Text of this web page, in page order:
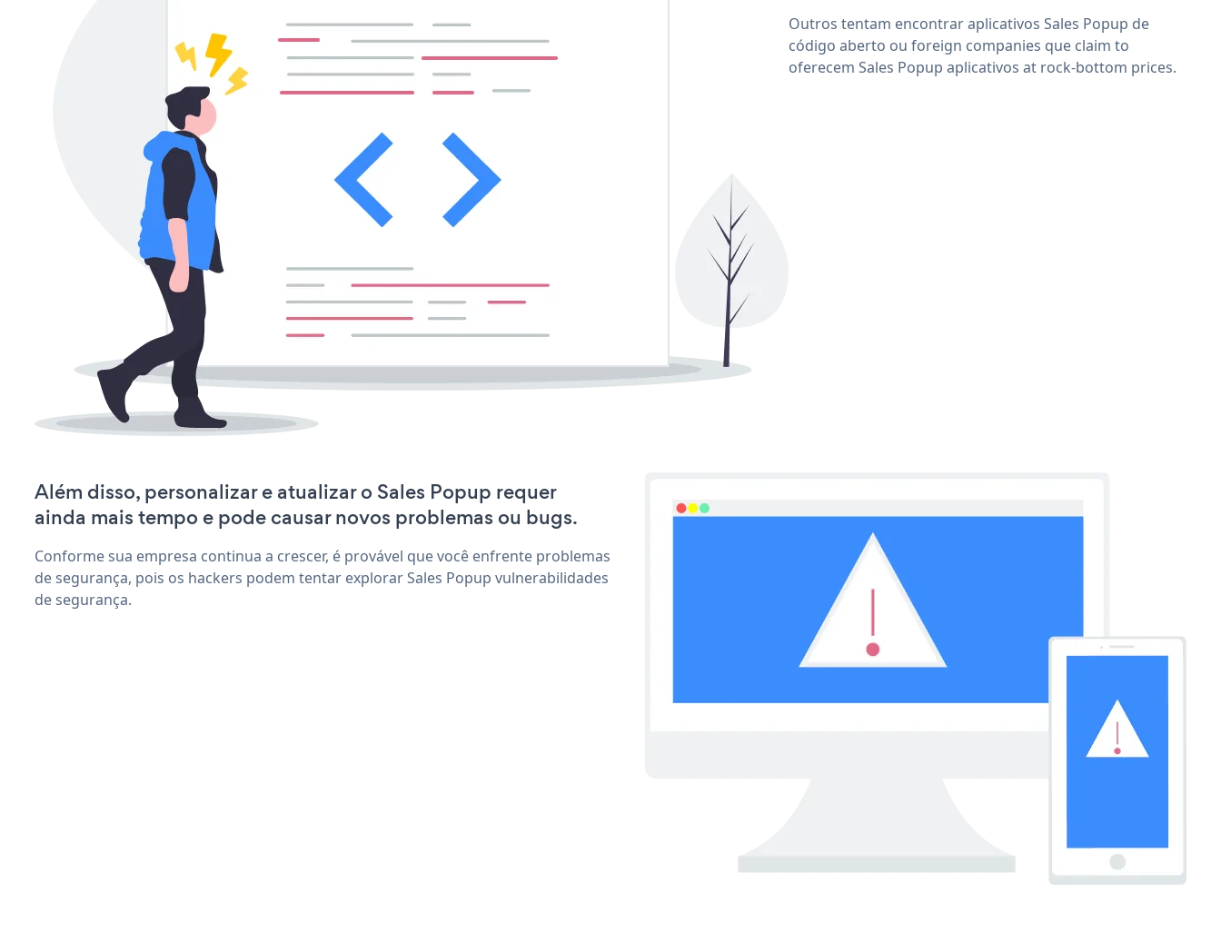
Outros tentam encontrar aplicativos Sales Popup de
código aberto ou foreign companies que claim to
oferecem Sales Popup aplicativos at rock-bottom prices.
Além disso, personalizar e atualizar o Sales Popup requer
ainda mais tempo e pode causar novos problemas ou bugs.
Conforme sua empresa continua a crescer, é provável que você enfrente problemas
de segurança, pois os hackers podem tentar explorar Sales Popup vulnerabilidades
de segurança.